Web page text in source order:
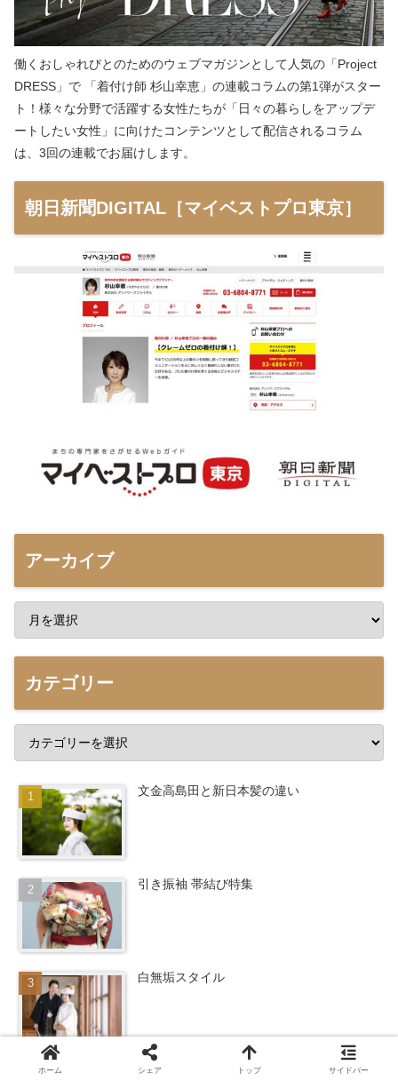
働くおしゃれびとのためのウェブマガジンとして人気の「Project
DRESS」で 「着付け師 杉山幸恵」の連載コラムの第1弾がスター
ト！様々な分野で活躍する女性たちが「日々の暮らしをアップデ
ートしたい女性」に向けたコンテンツとして配信されるコラム
は、3回の連載でお届けします。
朝日新聞DIGITAL［マイベストプロ東京］
アーカイブ
カテゴリー
文金高島田と新日本髪の違い
引き振袖 帯結び特集
白無垢スタイル
花嫁着付けとおからげ・つまどり
ホーム シェア トップ サイドバー